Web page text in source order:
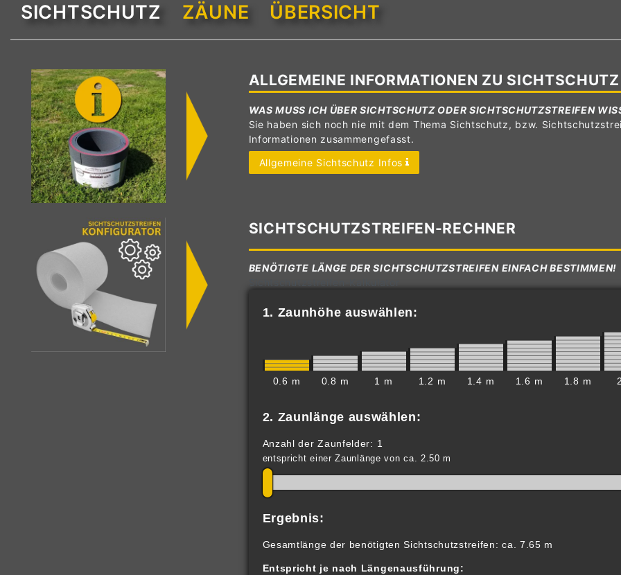
SICHTSCHUTZ ZÄUNE ÜBERSICHT
ALLGEMEINE INFORMATIONEN ZU SICHTSCHUTZ
WAS MUSS ICH ÜBER SICHTSCHUTZ ODER SICHTSCHUTZSTREIFEN
Sie haben sich noch nie mit dem Thema Sichtschutz, bzw.
Informationen zusammengefasst.
Allgemeine Sichtschutz Infos
SICHTSCHUTZSTREIFEN-RECHNER
BENÖTIGTE LÄNGE DER SICHTSCHUTZSTREIFEN EINFACH BESTIMMEN!
1. Zaunhöhe auswählen:
0.6 m 0.8 m 1 m 1.2 m 1.4 m 1.6 m 1.8 m
2. Zaunlänge auswählen:
Anzahl der Zaunfelder: 1
entspricht einer Zaunlänge von ca. 2.50 m
Ergebnis:
Gesamtlänge der benötigten Sichtschutzstreifen: ca. 7.65 m
Entspricht je nach Längenausführung: